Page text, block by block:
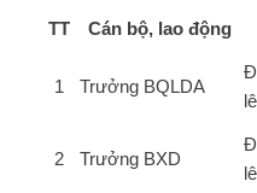
TT Cán bộ, lao động
1 Trưởng BQLDA
2 Trưởng BXD